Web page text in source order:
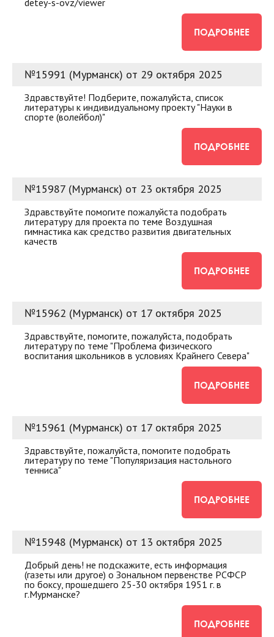
detey-s-ovz/viewer
ПОДРОБНЕЕ
№15991 (Мурманск) от 29 октября 2025
Здравствуйте! Подберите, пожалуйста, список
литературы к индивидуальному проекту "Науки в
спорте (волейбол)"
ПОДРОБНЕЕ
№15987 (Мурманск) от 23 октября 2025
Здравствуйте помогите пожалуйста подобрать
литературу для проекта по теме Воздушная
гимнастика как средство развития двигательных
качеств
ПОДРОБНЕЕ
№15962 (Мурманск) от 17 октября 2025
Здравствуйте, помогите, пожалуйста, подобрать
литературу по теме "Проблема физического
воспитания школьников в условиях Крайнего Севера"
ПОДРОБНЕЕ
№15961 (Мурманск) от 17 октября 2025
Здравствуйте, пожалуйста, помогите подобрать
литературу по теме "Популяризация настольного
тенниса"
ПОДРОБНЕЕ
№15948 (Мурманск) от 13 октября 2025
Добрый день! не подскажите, есть информация
(газеты или другое) о Зональном первенстве РСФСР
по боксу, прошедшего 25-30 октября 1951 г. в
г.Мурманске?
ПОДРОБНЕЕ